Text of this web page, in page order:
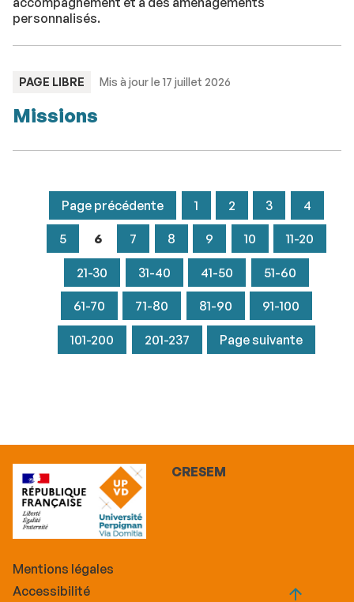
personnalisés.
TYPE
PAGE LIBRE Mis à jour le 17 juillet 2026
Missions
Page précédente 1 2 3 4
5 6 7 8 9 10 11-20
21-30 31-40 41-50 51-60
61-70 71-80 81-90 91-100
101-200 201-237 Page suivante
CRESEM
Mentions légales
Accessibilité